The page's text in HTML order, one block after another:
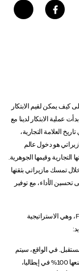
دبي هو شهادة على كيف يمكن لقيم الابتكار
عملية الابتكار لدينا مع
العلامة التجارية،
هو دخول عالم
التجارية وقيمها الجوهرية.
خلال تمسك مازيراتي بثقتها
الأداء، مع توفير
يتحقّق اهتمام مازيراتي بالاستدامة مع إطلاق Folgore، وهي الاستراتيجية
في الواقع، سيتم
تطوير جميع طرازات مازيراتي الجديدة وهندستها وصنعها 100% في إيطاليا،